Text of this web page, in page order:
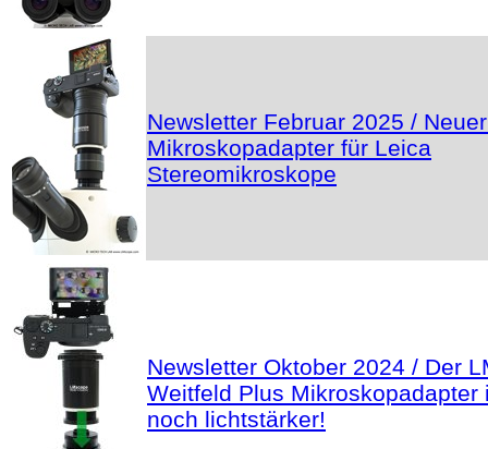
Newsletter Februar 2025 /
Mikroskopadapter für Leica
Stereomikroskope
Newsletter Oktober 2024 / Der
Weitfeld Plus Mikroskopadapter
noch lichtstärker!